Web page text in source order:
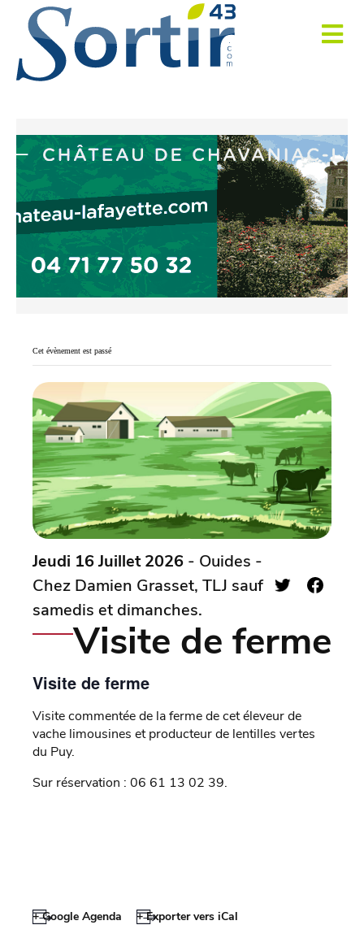
Cet évènement est passé
Jeudi 16 Juillet 2026 - Ouides -
Chez Damien Grasset, TLJ sauf
samedis et dimanches.
Visite de ferme
Visite de ferme
Visite commentée de la ferme de cet éleveur de
vache limousines et producteur de lentilles vertes
du Puy.
Sur réservation : 06 61 13 02 39.
+ Google Agenda + Exporter vers iCal